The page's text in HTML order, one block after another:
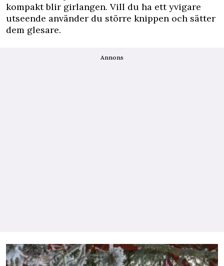
kompakt blir girlangen. Vill du ha ett yvigare
utseende använder du större knippen och sätter
dem glesare.
Annons